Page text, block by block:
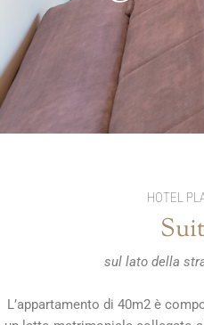
HOTEL
sul lato della
L’appartamento di 40m2 è